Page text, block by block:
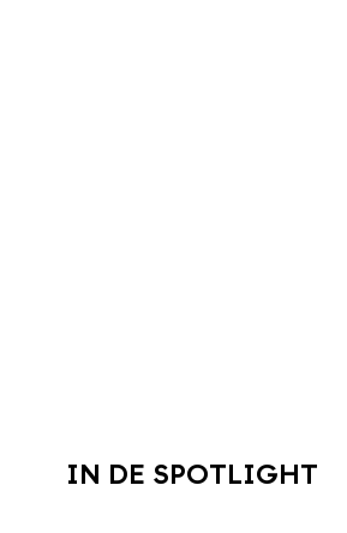
IN DE SPOTLIGHT